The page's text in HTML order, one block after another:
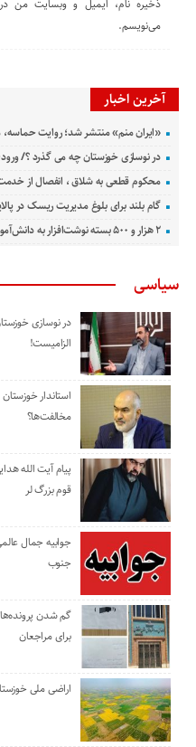
ذخیره نام، ایمیل و وبسایت من در
می‌نویسم.
آخرین اخبار
«ایران منم» منتشر شد؛ روایت
در نوسازی خوزستان چه می گذرد ؟/
محکوم قطعی به شلاق ، انفصال از خدمت
گام بلند برای بلوغ مدیریت ریسک در
۲ هزار و ۵۰۰ بسته نوشت‌افزار به دانش‌آموزان خوزستان رسید
سیاسی
در نوسازی
الزامیست!
استاندار
مخالفت‌ها؟
پیام آیت الله
قوم بزرگ لر
جوابیه جمال
جنوب
گم شدن پرونده‌ها
برای مراجعان
اراضی ملی